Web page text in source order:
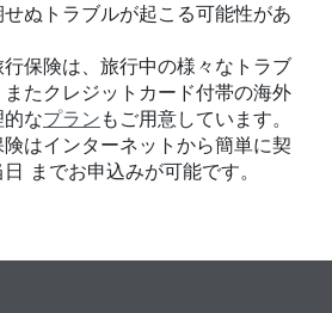
ぬトラブルが起こる可能性があ
保険は、旅行中の様々なトラブ
たクレジットカード付帯の海外
なプラン もご用意しています。
はインターネットから簡単に契
までお申込みが可能です。